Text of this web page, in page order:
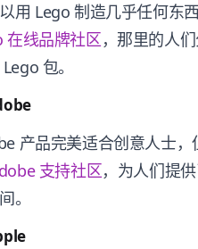
用 Lego 制造几乎任何东
在线品牌社区，那里的人
包。
产品完美适合创意人士，
支持社区，为人们提
。